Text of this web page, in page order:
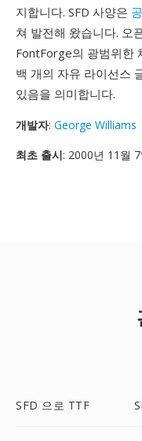
지합니다. SFD 사양은
쳐 발전해 왔습니다. 오
FontForge의 광범위한
백 개의 자유 라이선스
있음을 의미합니다.
개발자: George Williams
최초 출시: 2000년 11월 7
SFD 으로 TTF